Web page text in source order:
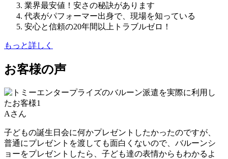
業界最安値！安さの秘訣があります
代表がパフォーマー出身で、現場を知っている
安心と信頼の20年間以上トラブルゼロ！
もっと詳しく
お客様の声
Aさん
子どもの誕生日会に何かプレゼントしたかったのですが、
普通にプレゼントを渡しても面白くないので、バルーンシ
ョーをプレゼントしたら、子ども達の表情からもわかるよ